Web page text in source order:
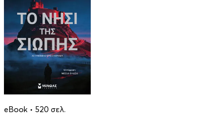
eBook • 520 σελ.